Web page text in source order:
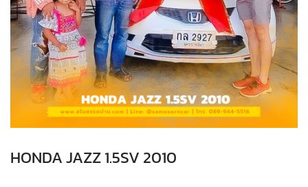
HONDA JAZZ 1.5SV 2010